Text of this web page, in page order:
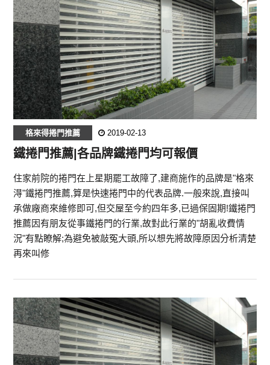
格來得捲門推薦 2019-02-13
鐵捲門推薦|各品牌鐵捲門均可報價‎
住家前院的捲門在上星期罷工故障了,建商施作的品牌是"格來
淂"鐵捲門推薦,算是快速捲門中的代表品牌.一般來說,直接叫
承做廠商來維修即可,但交屋至今約四年多,已過保固期!鐵捲門
推薦因有朋友從事鐵捲門的行業,故對此行業的"胡亂收費情
況"有點瞭解;為避免被敲冤大頭,所以想先將故障原因分析清楚
再來叫修